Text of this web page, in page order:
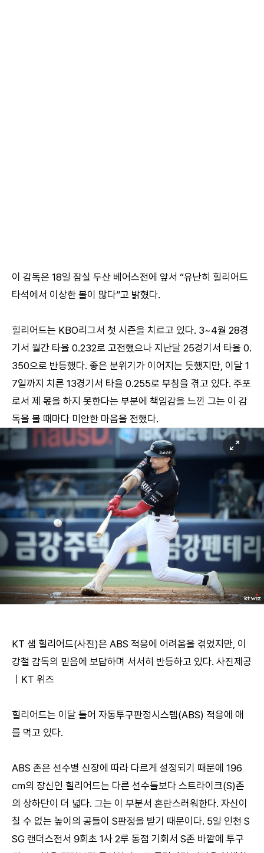
이 감독은 18일 잠실 두산 베어스전에 앞서 “유난히 힐리어드
타석에서 이상한 볼이 많다”고 밝혔다.
힐리어드는 KBO리그서 첫 시즌을 치르고 있다. 3~4월 28경
기서 월간 타율 0.232로 고전했으나 지난달 25경기서 타율 0.
350으로 반등했다. 좋은 분위기가 이어지는 듯했지만, 이달 1
7일까지 치른 13경기서 타율 0.255로 부침을 겪고 있다. 주포
로서 제 몫을 하지 못한다는 부분에 책임감을 느낀 그는 이 감
독을 볼 때마다 미안한 마음을 전했다.
KT 샘 힐리어드(사진)은 ABS 적응에 어려움을 겪었지만, 이
강철 감독의 믿음에 보답하며 서서히 반등하고 있다. 사진제공
｜KT 위즈
힐리어드는 이달 들어 자동투구판정시스템(ABS) 적응에 애
를 먹고 있다.
ABS 존은 선수별 신장에 따라 다르게 설정되기 때문에 196
㎝의 장신인 힐리어드는 다른 선수들보다 스트라이크(S)존
의 상하단이 더 넓다. 그는 이 부분서 혼란스러워한다. 자신이
칠 수 없는 높이의 공들이 S판정을 받기 때문이다. 5일 인천 S
SG 랜더스전서 9회초 1사 2루 동점 기회서 S존 바깥에 투구